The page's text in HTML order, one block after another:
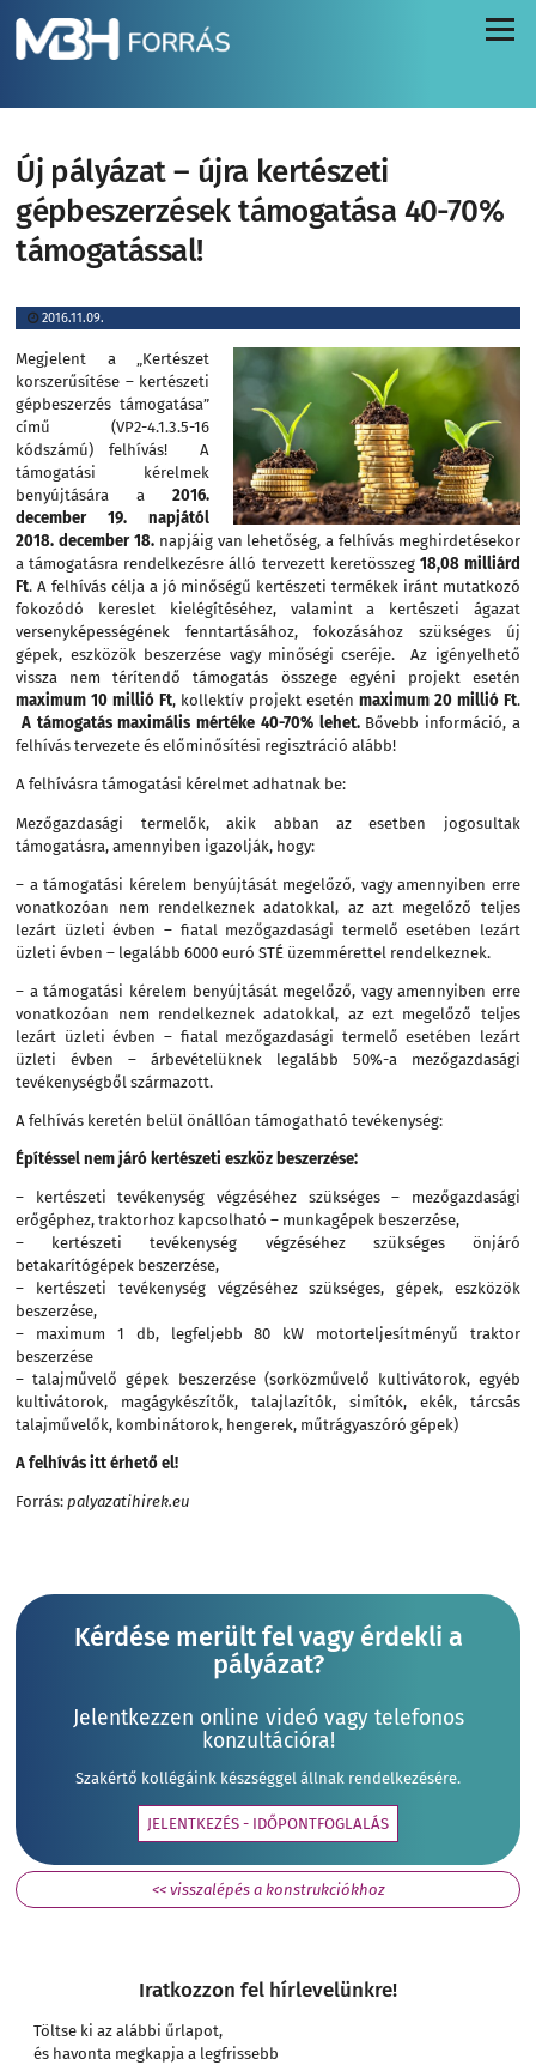
Menü
Új pályázat – újra kertészeti
gépbeszerzések támogatása 40-70%
támogatással!
2016.11.09.
Megjelent a „Kertészet
korszerűsítése – kertészeti
gépbeszerzés támogatása”
című (VP2-4.1.3.5-16
kódszámú) felhívás! A
támogatási kérelmek
benyújtására a 2016.
december 19. napjától
2018. december 18.napjáig van lehetőség, a felhívás meghirdetésekor
a támogatásra rendelkezésre álló tervezett keretösszeg 18,08 milliárd
Ft. A felhívás célja a jó minőségű kertészeti termékek iránt mutatkozó
fokozódó kereslet kielégítéséhez, valamint a kertészeti ágazat
versenyképességének fenntartásához, fokozásához szükséges új
gépek, eszközök beszerzése vagy minőségi cseréje. Az igényelhető
vissza nem térítendő támogatás összege egyéni projekt esetén
maximum 10 millió Ft, kollektív projekt esetén maximum 20 millió Ft.
A támogatás maximális mértéke 40-70% lehet. Bővebb információ, a
felhívás tervezete és előminősítési regisztráció alább!
A felhívásra támogatási kérelmet adhatnak be:
Mezőgazdasági termelők, akik abban az esetben jogosultak
támogatásra, amennyiben igazolják, hogy:
– a támogatási kérelem benyújtását megelőző, vagy amennyiben erre
vonatkozóan nem rendelkeznek adatokkal, az azt megelőző teljes
lezárt üzleti évben – fiatal mezőgazdasági termelő esetében lezárt
üzleti évben – legalább 6000 euró STÉ üzemmérettel rendelkeznek.
– a támogatási kérelem benyújtását megelőző, vagy amennyiben erre
vonatkozóan nem rendelkeznek adatokkal, az ezt megelőző teljes
lezárt üzleti évben – fiatal mezőgazdasági termelő esetében lezárt
üzleti évben – árbevételüknek legalább 50%-a mezőgazdasági
tevékenységből származott.
A felhívás keretén belül önállóan támogatható tevékenység:
Építéssel nem járó kertészeti eszköz beszerzése:
– kertészeti tevékenység végzéséhez szükséges – mezőgazdasági
erőgéphez, traktorhoz kapcsolható – munkagépek beszerzése,
– kertészeti tevékenység végzéséhez szükséges önjáró
betakarítógépek beszerzése,
– kertészeti tevékenység végzéséhez szükséges, gépek, eszközök
beszerzése,
– maximum 1 db, legfeljebb 80 kW motorteljesítményű traktor
beszerzése
– talajművelő gépek beszerzése (sorközművelő kultivátorok, egyéb
kultivátorok, magágykészítők, talajlazítók, simítók, ekék, tárcsás
talajművelők, kombinátorok, hengerek, műtrágyaszóró gépek)
A felhívás itt érhető el!
Forrás:palyazatihirek.eu
Kérdése merült fel vagy érdekli a
pályázat?
Jelentkezzen online videó vagy telefonos
konzultációra!
Szakértő kollégáink készséggel állnak rendelkezésére.
JELENTKEZÉS - IDŐPONTFOGLALÁS
<< visszalépés a konstrukciókhoz
Iratkozzon fel hírlevelünkre!
Töltse ki az alábbi űrlapot,
és havonta megkapja a legfrissebb